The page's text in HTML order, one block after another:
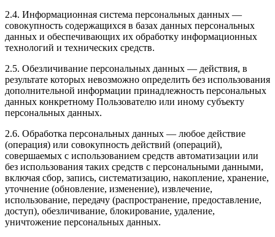
2.4. Информационная система персональных данных —
совокупность содержащихся в базах данных персональных
данных и обеспечивающих их обработку информационных
технологий и технических средств.
2.5. Обезличивание персональных данных — действия, в
результате которых невозможно определить без использования
дополнительной информации принадлежность персональных
данных конкретному Пользователю или иному субъекту
персональных данных.
2.6. Обработка персональных данных — любое действие
(операция) или совокупность действий (операций),
совершаемых с использованием средств автоматизации или
без использования таких средств с персональными данными,
включая сбор, запись, систематизацию, накопление, хранение,
уточнение (обновление, изменение), извлечение,
использование, передачу (распространение, предоставление,
доступ), обезличивание, блокирование, удаление,
уничтожение персональных данных.